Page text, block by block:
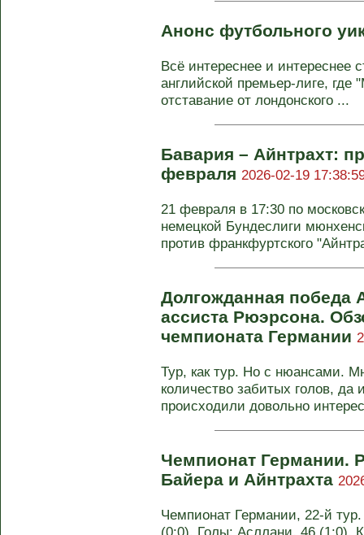
Анонс футбольного
Всё интереснее и интереснее
английской премьер-лиге, где
отставание от лондонского ...
Бавария – Айнтрахт:
февраля 2026-02-19
21 февраля в 17:30 по
немецкой Бундеслиги
против франкфуртского
Долгожданная победа
ассиста Рюэрсона.
чемпионата Германии
Тур, как тур. Но с нюансами.
количество забитых голов, да
происходили довольно
Чемпионат Германии.
Байера и Айнтрахта
Чемпионат Германии, 22-й
(0:0). Голы: Асллани, 46 (1:0).